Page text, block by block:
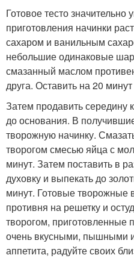
Готовое тесто
приготовления начинки
сахаром и ванильным
небольшие одинаковые
смазанный маслом
друга. Оставить на 20
Затем продавить середину
до основания. В
творожную начинку.
творогом смесью яйца с
минут. Затем поставить в
духовку и выпекать до
минут. Готовые творожные
противня на решетку и
творогом, приготовленные
очень вкусными, пышными
аппетита, радуйте своих